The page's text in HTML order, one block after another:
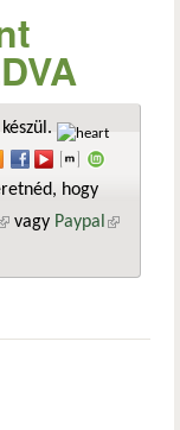
hogy
hivatkozás)
vagy Paypal